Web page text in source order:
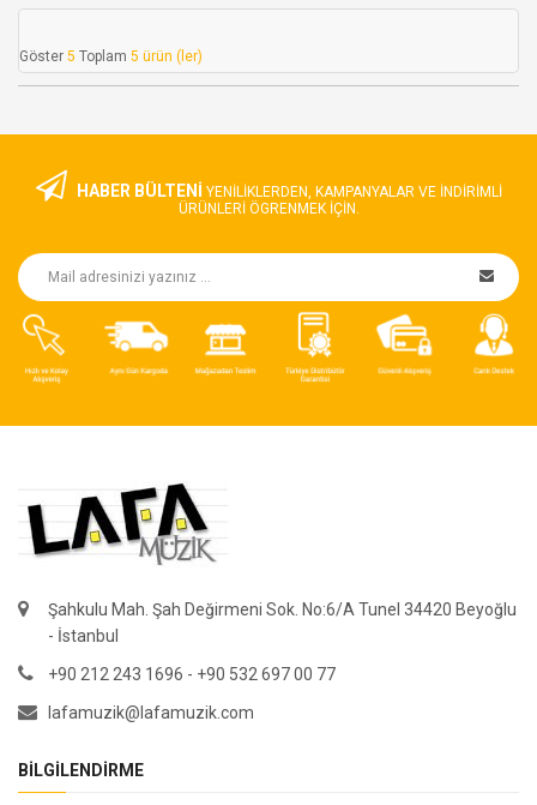
Göster 5 Toplam 5 ürün (ler)
HABER BÜLTENİ YENILIKLERDEN, KAMPANYALAR VE INDIRIMLI
ÜRÜNLERI ÖGRENMEK IÇIN.
Şahkulu Mah. Şah Değirmeni Sok. No:6/A Tunel 34420 Beyoğlu
- İstanbul
+90 212 243 1696 - +90 532 697 00 77
lafamuzik@lafamuzik.com
BILGILENDIRME